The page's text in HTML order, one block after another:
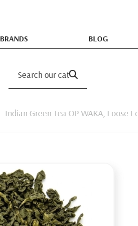
BRANDS BLOG
Indian Green Tea OP WAKA, Loose